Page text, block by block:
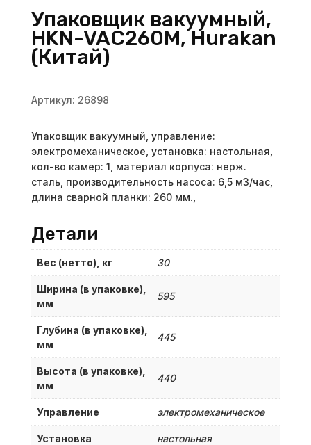
Упаковщик вакуумный,
HKN-VAC260M, Hurakan
(Китай)
Артикул: 26898
Упаковщик вакуумный, управление:
электромеханическое, установка: настольная,
кол-во камер: 1, материал корпуса: нерж.
сталь, производительность насоса: 6,5 м3/час,
длина сварной планки: 260 мм.,
Детали
Вес (нетто), кг 30
Ширина (в упаковке),
мм
595
Глубина (в упаковке),
мм
445
Высота (в упаковке),
мм
440
Управление электромеханическое
Установка настольная